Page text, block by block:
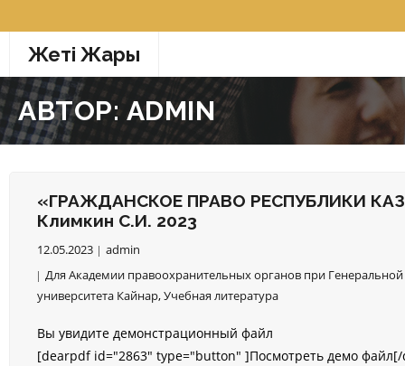
к
содержимому
Жетi Жарғы
АВТОР:ADMIN
«ГРАЖДАНСКОЕ ПРАВО РЕСПУБЛИКИ
Климкин С.И. 2023
12.05.2023
admin
Для Академии правоохранительных органов при Генеральной
университета Кайнар,Учебная литература
Вы увидите демонстрационный файл
[dearpdf id="2863" type="button" ]Посмотреть демо